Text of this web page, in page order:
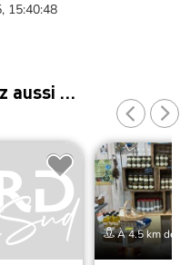
15:40:48
aussi …
À 4.5 km de